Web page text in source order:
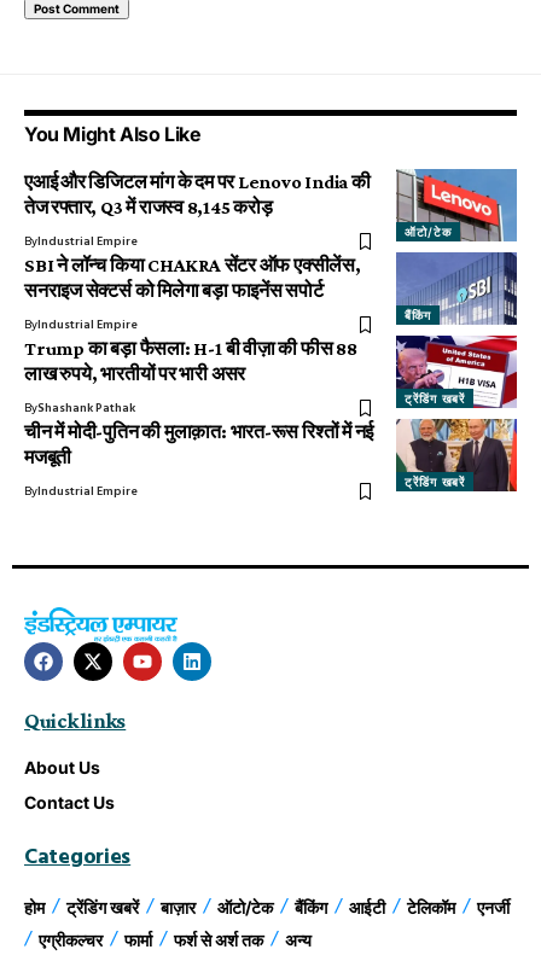
You Might Also Like
ऑटो/टेक
एआई और डिजिटल मांग के दम पर Lenovo India की
तेज रफ्तार, Q3 में राजस्व ₹8,145 करोड़
ByIndustrial Empire
बैंकिंग
SBI ने लॉन्च किया CHAKRA सेंटर ऑफ एक्सीलेंस,
सनराइज सेक्टर्स को मिलेगा बड़ा फाइनेंस सपोर्ट
ByIndustrial Empire
ट्रेंडिंग खबरें
Trump का बड़ा फैसला: H-1 बी वीज़ा की फीस 88
लाख रुपये, भारतीयों पर भारी असर
ByShashank Pathak
ट्रेंडिंग खबरें
चीन में मोदी-पुतिन की मुलाक़ात: भारत-रूस रिश्तों में नई
मजबूती
ByIndustrial Empire
Quick links
About Us
Contact Us
Categories
होम ट्रेंडिंग खबरें बाज़ार ऑटो/टेक बैंकिंग आईटी टेलिकॉम
एनर्जी
एग्रीकल्चर
फार्मा फर्श से अर्श तक अन्य